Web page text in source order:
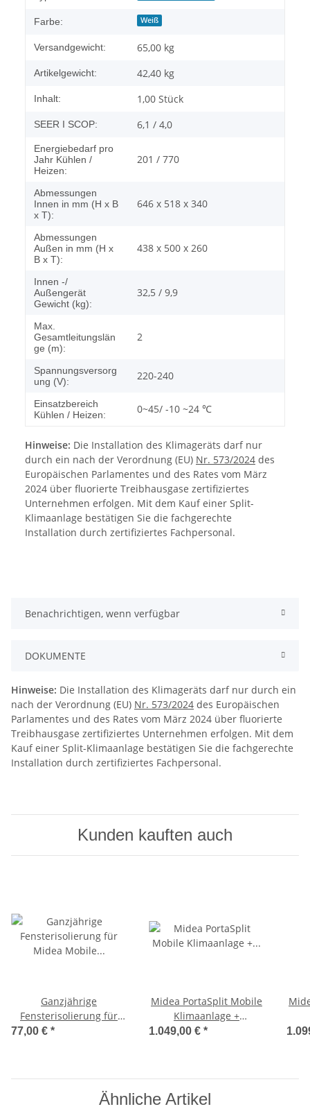
Farbe: Weiß
Versandgewicht: 65,00 kg
Artikelgewicht: 42,40 kg
Inhalt: 1,00 Stück
SEER I SCOP: 6,1 / 4,0
Energiebedarf pro
Jahr Kühlen /
Heizen:
201 / 770
Abmessungen
Innen in mm (H x B
x T):
646 x 518 x 340
Abmessungen
Außen in mm (H x
B x T):
438 x 500 x 260
Innen -/
Außengerät
Gewicht (kg):
32,5 / 9,9
Max.
Gesamtleitungslän
ge (m):
2
Spannungsversorg
ung (V):
220-240
Einsatzbereich
Kühlen / Heizen:
0~45/ -10 ~24 ℃
Hinweise: Die Installation des Klimageräts darf nur
durch ein nach der Verordnung (EU) Nr. 573/2024 des
Europäischen Parlamentes und des Rates vom März
2024 über fluorierte Treibhausgase zertifiziertes
Unternehmen erfolgen. Mit dem Kauf einer Split-
Klimaanlage bestätigen Sie die fachgerechte
Installation durch zertifiziertes Fachpersonal.
Benachrichtigen, wenn verfügbar
DOKUMENTE
Hinweise: Die Installation des Klimageräts darf nur durch ein
nach der Verordnung (EU) Nr. 573/2024 des Europäischen
Parlamentes und des Rates vom März 2024 über fluorierte
Treibhausgase zertifiziertes Unternehmen erfolgen. Mit dem
Kauf einer Split-Klimaanlage bestätigen Sie die fachgerechte
Installation durch zertifiziertes Fachpersonal.
Kunden kauften auch
Ganzjährige
Fensterisolierung für
Midea Mobile
77,00 € *
Midea PortaSplit Mobile
Klimaanlage +
Ganzjahres-
1.049,00 € *
Ähnliche Artikel